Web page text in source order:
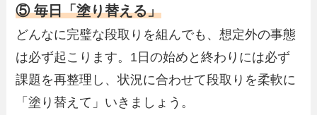
⑤ 毎日「塗り替える」
どんなに完璧な段取りを組んでも、想定外の事態
は必ず起こります。1日の始めと終わりには必ず
課題を再整理し、状況に合わせて段取りを柔軟に
「塗り替えて」いきましょう。